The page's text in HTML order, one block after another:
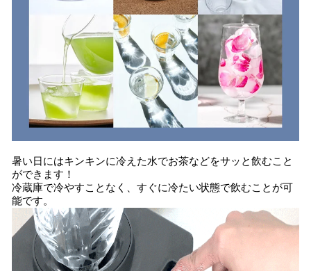
暑い日にはキンキンに冷えた水でお茶などをサッと飲むこと
ができます！
冷蔵庫で冷やすことなく、すぐに冷たい状態で飲むことが可
能です。